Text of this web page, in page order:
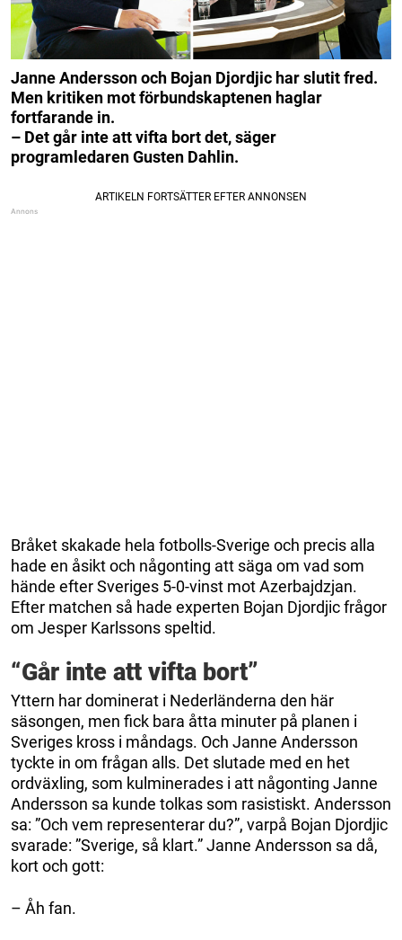
Janne Andersson och Bojan Djordjic har slutit fred.
Men kritiken mot förbundskaptenen haglar
fortfarande in.
– Det går inte att vifta bort det, säger
programledaren Gusten Dahlin.
Bråket skakade hela fotbolls-Sverige och precis alla
hade en åsikt och någonting att säga om vad som
hände efter Sveriges 5-0-vinst mot Azerbajdzjan.
Efter matchen så hade experten Bojan Djordjic frågor
om Jesper Karlssons speltid.
“Går inte att vifta bort”
Yttern har dominerat i Nederländerna den här
säsongen, men fick bara åtta minuter på planen i
Sveriges kross i måndags. Och Janne Andersson
tyckte in om frågan alls. Det slutade med en het
ordväxling, som kulminerades i att någonting Janne
Andersson sa kunde tolkas som rasistiskt. Andersson
sa: ”Och vem representerar du?”, varpå Bojan Djordjic
svarade: ”Sverige, så klart.” Janne Andersson sa då,
kort och gott:
– Åh fan.